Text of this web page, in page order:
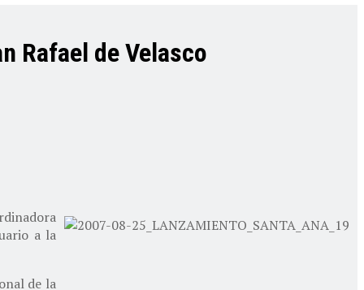
Rafael de Velasco
a la
de la